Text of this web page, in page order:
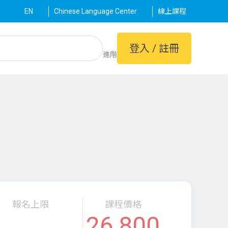
EN Chinese Language Center 線上課程
進階 登入 / 註冊
報名上限 課程價格